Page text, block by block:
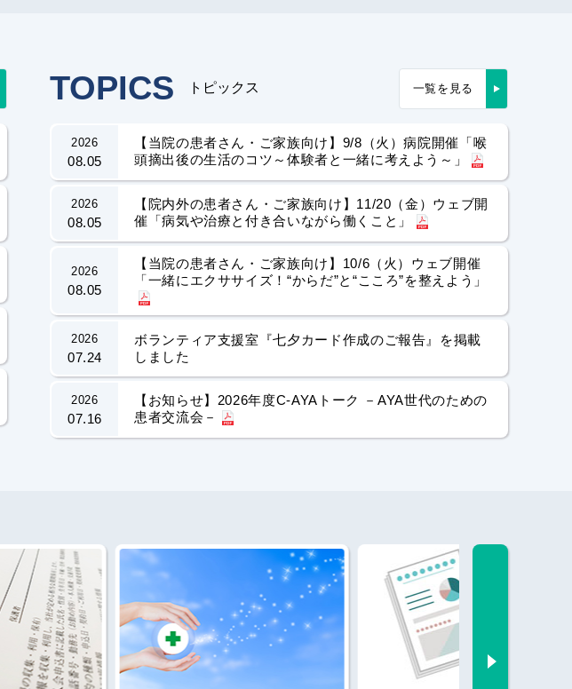
TOPICS トピックス
2026
08.05
【当院の患者さん・ご家族向け】9/8（火）病院開催「喉
頭摘出後の生活のコツ～体験者と一緒に考えよう～」
2026
08.05
【院内外の患者さん・ご家族向け】11/20（金）ウェブ開
催「病気や治療と付き合いながら働くこと」
2026
08.05
【当院の患者さん・ご家族向け】10/6（火）ウェブ開催
「一緒にエクササイズ！“からだ”と“こころ”を整えよう」
2026
07.24
ボランティア支援室『七夕カード作成のご報告』を掲載
しました
2026
07.16
【お知らせ】2026年度C-AYAトーク －AYA世代のための
患者交流会－
一覧を見る